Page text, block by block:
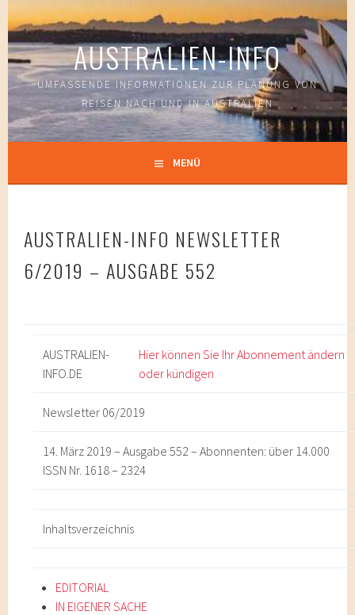
Springe
zum
Inhalt
AUSTRALIEN-INFO
UMFASSENDE INFORMATIONEN ZUR PLANUNG VON
REISEN NACH UND IN AUSTRALIEN
MENÜ
AUSTRALIEN-INFO NEWSLETTER
6/2019 – AUSGABE 552
AUSTRALIEN-
INFO.DE
Hier können Sie Ihr Abonnement ändern
oder kündigen
Newsletter 06/2019
14. März 2019 – Ausgabe 552 – Abonnenten: über 14.000
ISSN Nr. 1618 – 2324
Inhaltsverzeichnis
EDITORIAL
IN EIGENER SACHE